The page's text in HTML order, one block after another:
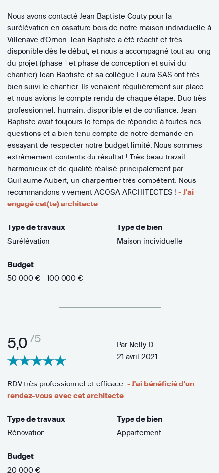
Nous avons contacté Jean Baptiste Couty pour la
surélévation en ossature bois de notre maison individuelle à
Villenave d'Ornon. Jean Baptiste a été réactif et très
disponible dès le début, et nous a accompagné tout au long
du projet (phase 1 et phase de conception et suivi du
chantier) Jean Baptiste et sa collègue Laura SAS ont très
bien suivi le chantier. Ils venaient régulièrement sur place
et nous avions le compte rendu de chaque étape. Duo très
professionnel, humain, disponible et de confiance. Jean
Baptiste avait toujours le temps de répondre à toutes nos
questions et a bien tenu compte de notre demande en
essayant de respecter notre budget limité. Nous sommes
extrêmement contents du résultat ! Très beau travail
harmonieux et de qualité réalisé principalement par
Guillaume Aubert, un charpentier très compétent. Nous
recommandons vivement ACOSA ARCHITECTES ! - J'ai
engagé cet(te) architecte
Type de travaux
Surélévation
Type de bien
Maison individuelle
Budget
50 000 € - 100 000 €
5,0 /5 Par Nelly D.
21 avril 2021
RDV très professionnel et efficace. - J'ai bénéficié d'un
rendez-vous avec cet architecte
Type de travaux
Rénovation
Type de bien
Appartement
Budget
20 000 €